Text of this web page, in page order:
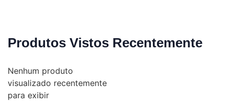
Produtos Vistos Recentemente
Nenhum produto
visualizado recentemente
para exibir